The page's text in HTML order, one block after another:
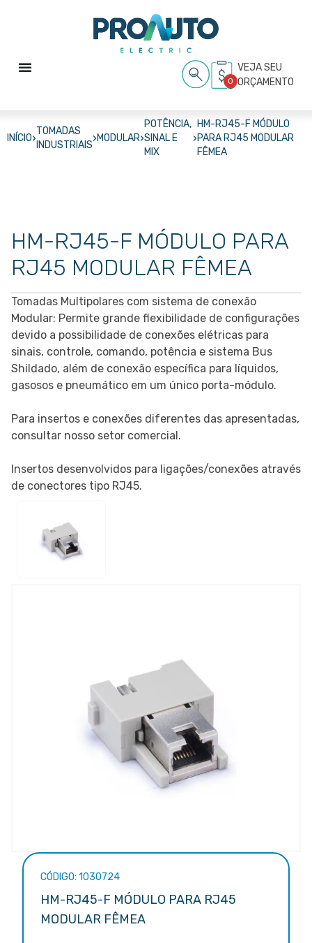
VEJA SEU
ORÇAMENTO
0
INÍCIO›
TOMADAS
INDUSTRIAIS
›MODULAR›
POTÊNCIA,
SINAL E
MIX
›
HM-RJ45-F MÓDULO
PARA RJ45 MODULAR
FÊMEA
HM-RJ45-F MÓDULO PARA
RJ45 MODULAR FÊMEA
Tomadas Multipolares com sistema de conexão
Modular: Permite grande flexibilidade de configurações
devido a possibilidade de conexões elétricas para
sinais, controle, comando, potência e sistema Bus
Shildado, além de conexão específica para líquidos,
gasosos e pneumático em um único porta-módulo.
Para insertos e conexões diferentes das apresentadas,
consultar nosso setor comercial.
Insertos desenvolvidos para ligações/conexões através
de conectores tipo RJ45.
CÓDIGO: 1030724
HM-RJ45-F MÓDULO PARA RJ45
MODULAR FÊMEA